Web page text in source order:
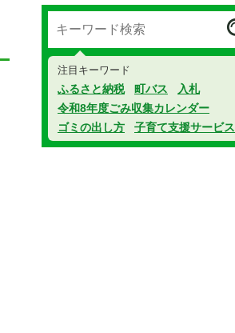
注目キーワード
ふるさと納税 町バス
入札
令和8年度ごみ収集カレンダー
ゴミの出し方
子育て支援サービス